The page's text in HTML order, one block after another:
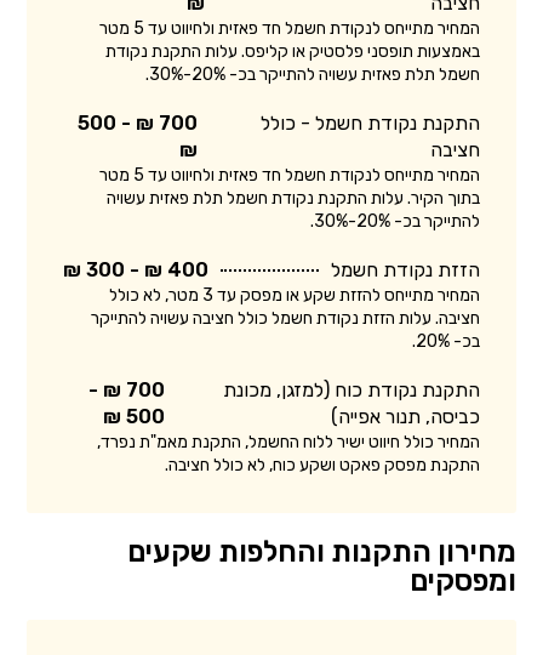
המחיר מתייחס לנקודת חשמל חד פאזית ולחיווט עד 5 מטר
באמצעות תופסני פלסטיק או קליפס. עלות התקנת נקודת
חשמל תלת פאזית עשויה להתייקר בכ- 20%-30%.
התקנת נקודת חשמל - כולל
חציבה
700 ₪ - 500
₪
המחיר מתייחס לנקודת חשמל חד פאזית ולחיווט עד 5 מטר
בתוך הקיר. עלות התקנת נקודת חשמל תלת פאזית עשויה
להתייקר בכ- 20%-30%.
הזזת נקודת חשמל 400 ₪ - 300 ₪
המחיר מתייחס להזזת שקע או מפסק עד 3 מטר, לא כולל
חציבה. עלות הזזת נקודת חשמל כולל חציבה עשויה להתייקר
בכ- 20%.
התקנת נקודת כוח (למזגן, מכונת
כביסה, תנור אפייה)
700 ₪ -
500 ₪
המחיר כולל חיווט ישיר ללוח החשמל, התקנת מאמ"ת נפרד,
התקנת מפסק פאקט ושקע כוח, לא כולל חציבה.
מחירון התקנות והחלפות שקעים
ומפסקים